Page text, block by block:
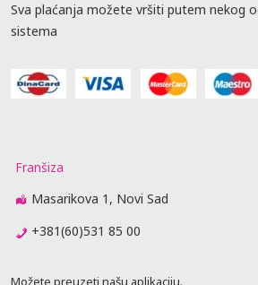
Sva plaćanja možete vršiti putem nekog
sistema
Franšiza
Masarikova 1, Novi Sad
+381(60)531 85 00
Možete preuzeti našu aplikaciju.